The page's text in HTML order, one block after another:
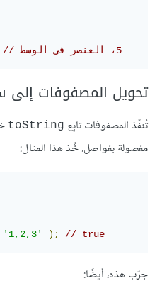
// ‫5، العنصر في الوسط
تحويل المصفوفات
تُنفّذ المصفوفات تابِع toString
مفصولة بفواصل. خُذ هذا المثال:
'1,2,3' ); // true
جرّب هذه، أيضًا: